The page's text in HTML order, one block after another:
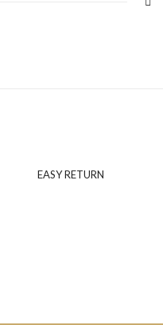
EASY RETURN